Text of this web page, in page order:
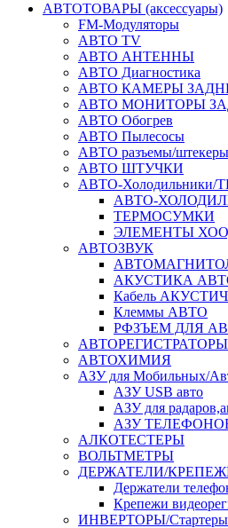
АВТОТОВАРЫ (аксессуары)
FM-Модуляторы
АВТО TV
АВТО АНТЕННЫ
АВТО Диагностика
АВТО КАМЕРЫ
АВТО МОНИТОРЫ
АВТО Обогрев
АВТО Пылесосы
АВТО разъемы/штекеры
АВТО ШТУЧКИ
АВТО-
АВТО-
ТЕРМОСУМКИ
ЭЛЕМЕНТЫ
АВТОЗВУК
АКУСТИКА
Кабель
Клеммы АВТО
РФЗЪЕМ ДЛЯ
АВТОХИМИЯ
АЗУ для Мобильных/
АЗУ USB авто
АЗУ для
АЗУ
АЛКОТЕСТЕРЫ
ВОЛЬТМЕТРЫ
ДЕРЖАТЕЛИ/
Держатели
Крепежи
ИНВЕРТОРЫ/Стартеры